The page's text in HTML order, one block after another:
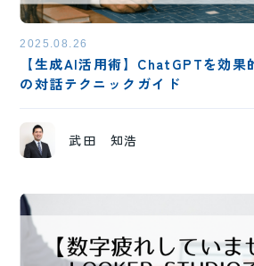
2025.08.26
【生成AI活用術】ChatGPTを効果
の対話テクニックガイド
武田 知浩